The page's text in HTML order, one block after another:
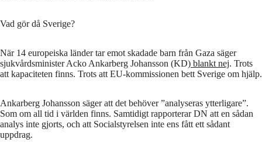
Vad gör då Sverige?
När 14 europeiska länder tar emot skadade barn från Gaza säger
sjukvårdsminister Acko Ankarberg Johansson (KD) blankt nej. Trots
att kapaciteten finns. Trots att EU-kommissionen bett Sverige om hjälp.
Ankarberg Johansson säger att det behöver ”analyseras ytterligare”.
Som om all tid i världen finns. Samtidigt rapporterar DN att en sådan
analys inte gjorts, och att Socialstyrelsen inte ens fått ett sådant
uppdrag.